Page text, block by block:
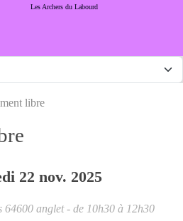
Les Archers du Labourd
libre
22 nov. 2025
64600 anglet - de 10h30 à 12h30